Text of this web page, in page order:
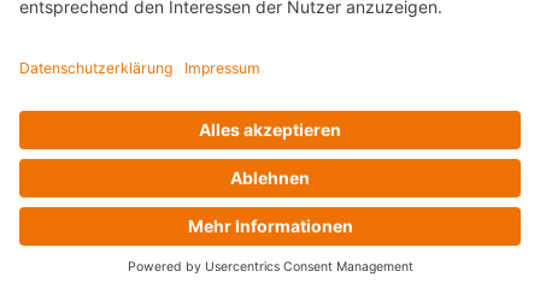
Telefon: +49 (0) 451 989 03-0
www.voltus.de
Impressum|Datenschutzerklärung
FacebookInstagramYouTube